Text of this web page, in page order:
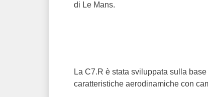
di Le Mans.
La C7.R è stata sviluppata sulla
caratteristiche aerodinamiche con